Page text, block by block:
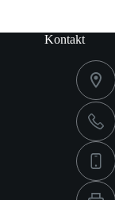
Kontakt